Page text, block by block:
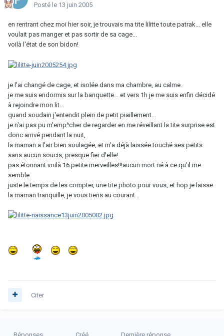
Posté le 13 juin 2005
en rentrant chez moi hier soir, je trouvais ma tite lilitte toute patrak... elle
voulait pas manger et pas sortir de sa cage...
voilà l'état de son bidon!
je l'ai changé de cage, et isolée dans ma chambre, au calme.
je me suis endormis sur la banquette... et vers 1h je me suis enfin décidé
à rejoindre mon lit...
quand soudain j'entendit plein de petit piaillement...
je n'ai pas pu m'emp^cher de regarder en me réveillant la tite surprise est
donc arrivé pendant la nuit,
la maman a l'air bien soulagée, et m'a déjà laissée touché ses petits
sans aucun soucis, presque fier d'elle!
pas étonnant voilà 16 petite merveilles!!!aucun mort né à ce qu'il me
semble.
juste le temps de les compter, une tite photo pour vous, et hop je laisse
la maman tranquille, je vous tiens au courant...
Citer